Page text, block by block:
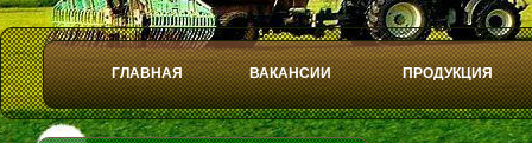
ГЛАВНАЯ ВАКАНСИИ ПРОДУКЦИЯ